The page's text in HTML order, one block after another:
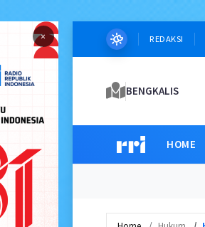
× REDAKSI
BENGKALIS
HOME